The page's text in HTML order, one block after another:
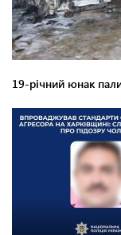
19-річний юнак